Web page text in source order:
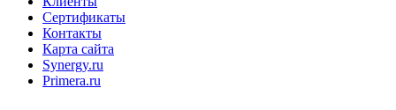
Сертификаты
Контакты
Карта сайта
Synergy.ru
Primera.ru